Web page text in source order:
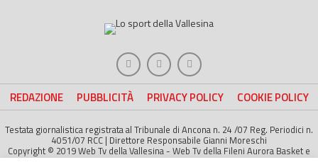
REDAZIONE PUBBLICITÀ PRIVACY POLICY COOKIE POLICY
Testata giornalistica registrata al Tribunale di Ancona n. 24 /07 Reg. Periodici n.
4051/07 RCC | Direttore Responsabile Gianni Moreschi
Copyright © 2019 Web Tv della Vallesina - Web Tv della Fileni Aurora Basket e
della Jesina Calcio. All right Reserved | Project byLife Color